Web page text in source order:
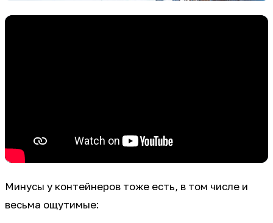
Минусы у контейнеров тоже есть, в том числе и
весьма ощутимые: